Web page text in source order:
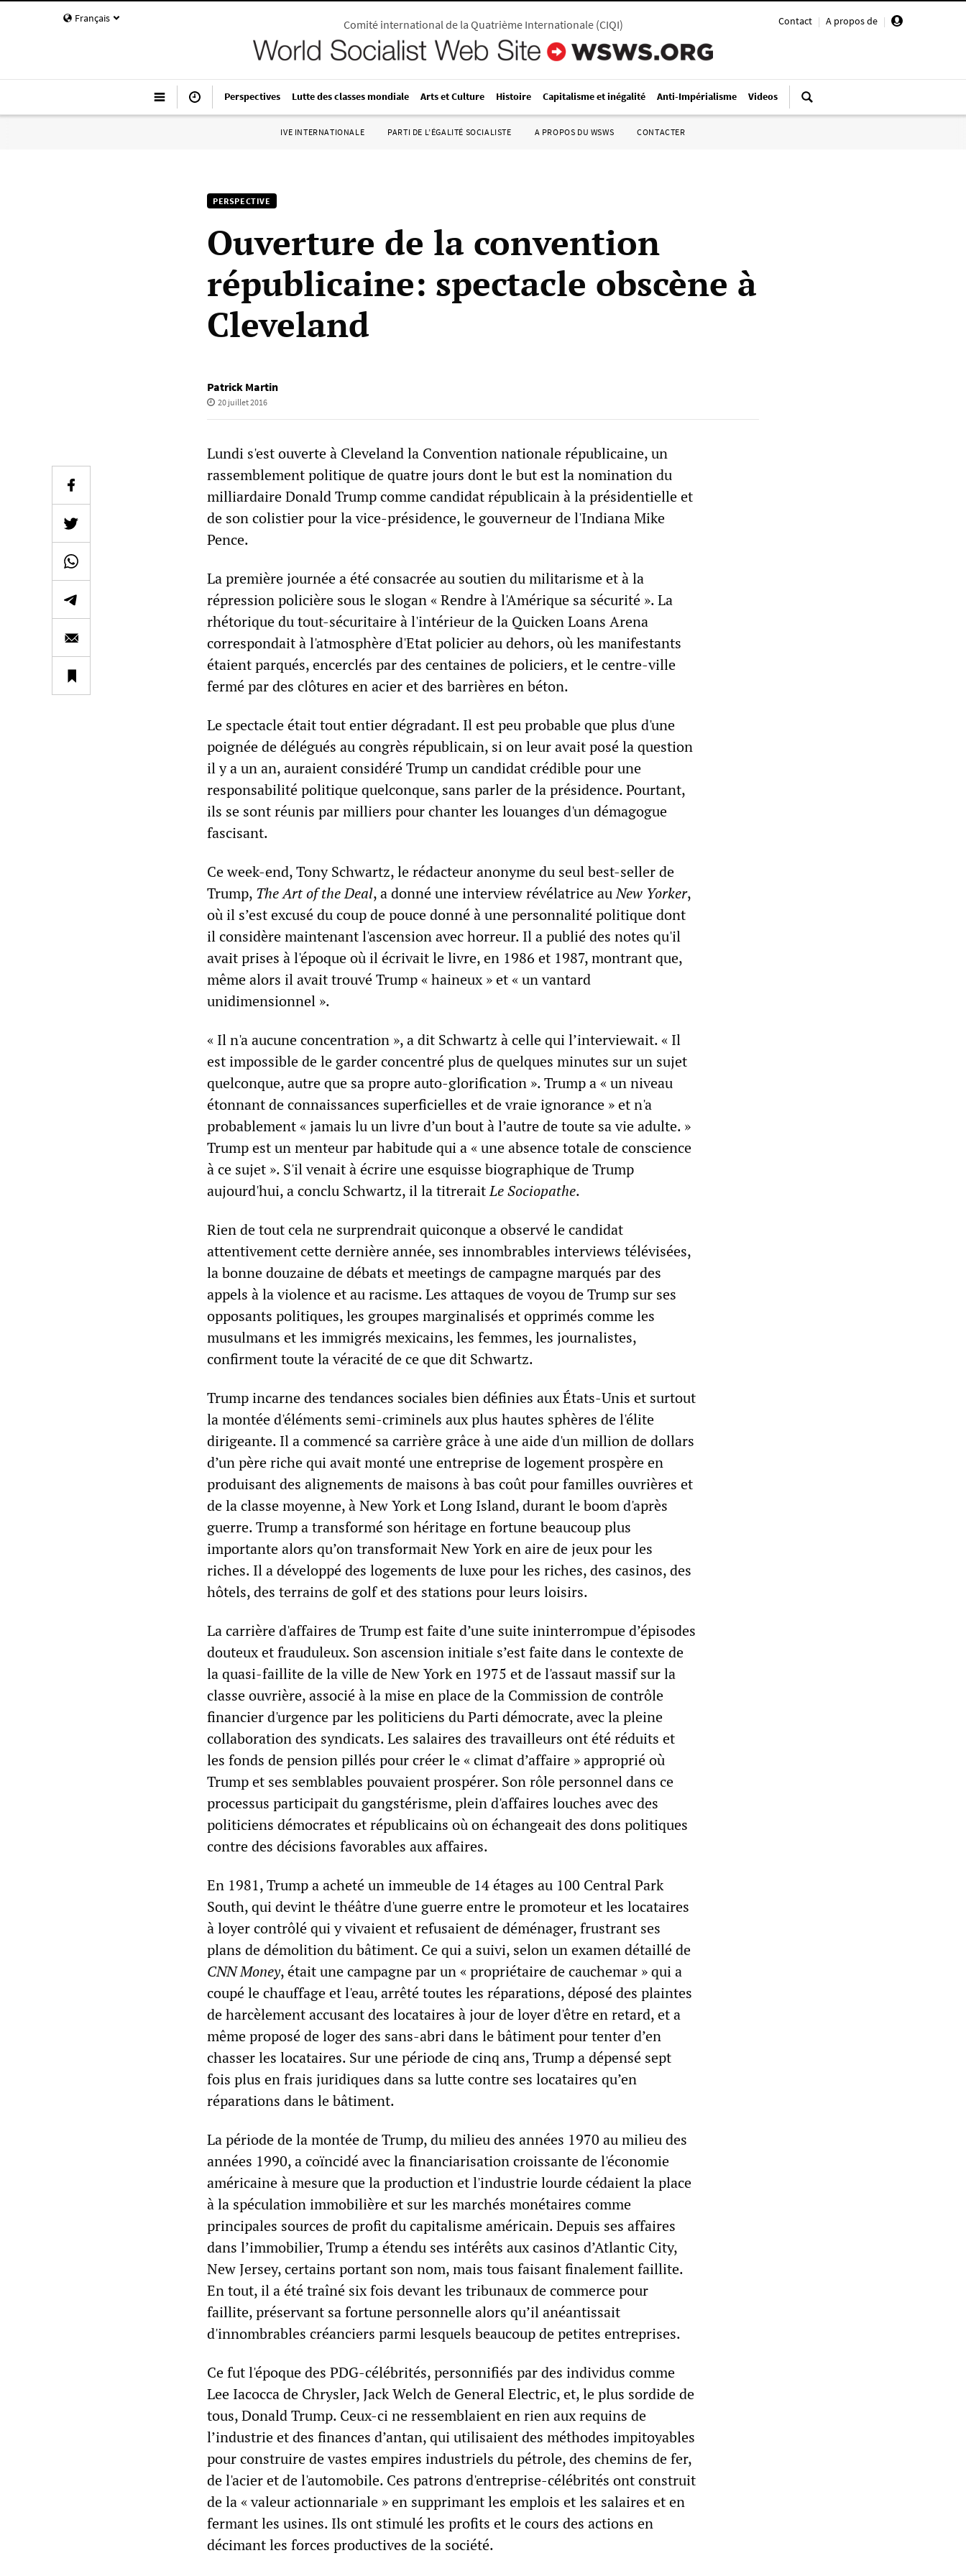
Français Contact | A propos de |
Comité international de la Quatrième Internationale(CIQI)
Perspectives Lutte des classes mondiale Arts et Culture Histoire Capitalisme et inégalité Anti-Impérialisme Videos
IVE INTERNATIONALE PARTI DE L’ÉGALITÉ SOCIALISTE A PROPOS DU WSWS CONTACTER
PERSPECTIVE
Ouverture de la convention
républicaine: spectacle obscène à
Cleveland
Patrick Martin
20 juillet 2016
Lundi s'est ouverte à Cleveland la Convention nationale républicaine, un
rassemblement politique de quatre jours dont le but est la nomination du
milliardaire Donald Trump comme candidat républicain à la présidentielle et
de son colistier pour la vice-présidence, le gouverneur de l'Indiana Mike
Pence.
La première journée a été consacrée au soutien du militarisme et à la
répression policière sous le slogan « Rendre à l'Amérique sa sécurité ». La
rhétorique du tout-sécuritaire à l'intérieur de la Quicken Loans Arena
correspondait à l'atmosphère d'Etat policier au dehors, où les manifestants
étaient parqués, encerclés par des centaines de policiers, et le centre-ville
fermé par des clôtures en acier et des barrières en béton.
Le spectacle était tout entier dégradant. Il est peu probable que plus d'une
poignée de délégués au congrès républicain, si on leur avait posé la question
il y a un an, auraient considéré Trump un candidat crédible pour une
responsabilité politique quelconque, sans parler de la présidence. Pourtant,
ils se sont réunis par milliers pour chanter les louanges d'un démagogue
fascisant.
Ce week-end, Tony Schwartz, le rédacteur anonyme du seul best-seller de
Trump, The Art of the Deal, a donné une interview révélatrice auNew Yorker,
où il s’est excusé du coup de pouce donné à une personnalité politique dont
il considère maintenant l'ascension avec horreur. Il a publié des notes qu'il
avait prises à l'époque où il écrivait le livre, en 1986 et 1987, montrant que,
même alors il avait trouvé Trump « haineux » et « un vantard
unidimensionnel ».
« Il n'a aucune concentration », a dit Schwartz à celle qui l’interviewait. « Il
est impossible de le garder concentré plus de quelques minutes sur un sujet
quelconque, autre que sa propre auto-glorification ». Trump a « un niveau
étonnant de connaissances superficielles et de vraie ignorance » et n'a
probablement « jamais lu un livre d’un bout à l’autre de toute sa vie adulte. »
Trump est un menteur par habitude qui a « une absence totale de conscience
à ce sujet ». S'il venait à écrire une esquisse biographique de Trump
aujourd'hui, a conclu Schwartz, il la titreraitLeSociopathe.
Rien de tout cela ne surprendrait quiconque a observé le candidat
attentivement cette dernière année, ses innombrables interviews télévisées,
la bonne douzaine de débats et meetings de campagne marqués par des
appels à la violence et au racisme. Les attaques de voyou de Trump sur ses
opposants politiques, les groupes marginalisés et opprimés comme les
musulmans et les immigrés mexicains, les femmes, les journalistes,
confirment toute la véracité de ce que dit Schwartz.
Trump incarne des tendances sociales bien définies aux États-Unis et surtout
la montée d'éléments semi-criminels aux plus hautes sphères de l'élite
dirigeante. Il a commencé sa carrière grâce à une aide d'un million de dollars
d’un père riche qui avait monté une entreprise de logement prospère en
produisant des alignements de maisons à bas coût pour familles ouvrières et
de la classe moyenne, à New York et Long Island, durant le boom d'après
guerre. Trump a transformé son héritage en fortune beaucoup plus
importante alors qu’on transformait New York en aire de jeux pour les
riches. Il a développé des logements de luxe pour les riches, des casinos, des
hôtels, des terrains de golf et des stations pour leurs loisirs.
La carrière d'affaires de Trump est faite d’une suite ininterrompue d’épisodes
douteux et frauduleux. Son ascension initiale s’est faite dans le contexte de
la quasi-faillite de la ville de New York en 1975 et de l'assaut massif sur la
classe ouvrière, associé à la mise en place de la Commission de contrôle
financier d'urgence par les politiciens du Parti démocrate, avec la pleine
collaboration des syndicats. Les salaires des travailleurs ont été réduits et
les fonds de pension pillés pour créer le « climat d’affaire » approprié où
Trump et ses semblables pouvaient prospérer. Son rôle personnel dans ce
processus participait du gangstérisme, plein d'affaires louches avec des
politiciens démocrates et républicains où on échangeait des dons politiques
contre des décisions favorables aux affaires.
En 1981, Trump a acheté un immeuble de 14 étages au 100 Central Park
South, qui devint le théâtre d'une guerre entre le promoteur et les locataires
à loyer contrôlé qui y vivaient et refusaient de déménager, frustrant ses
plans de démolition du bâtiment. Ce qui a suivi, selon un examen détaillé de
CNN Money, était une campagne par un « propriétaire de cauchemar » qui a
coupé le chauffage et l'eau, arrêté toutes les réparations, déposé des plaintes
de harcèlement accusant des locataires à jour de loyer d'être en retard, et a
même proposé de loger des sans-abri dans le bâtiment pour tenter d’en
chasser les locataires. Sur une période de cinq ans, Trump a dépensé sept
fois plus en frais juridiques dans sa lutte contre ses locataires qu’en
réparations dans le bâtiment.
La période de la montée de Trump, du milieu des années 1970 au milieu des
années 1990, a coïncidé avec la financiarisation croissante de l'économie
américaine à mesure que la production et l'industrie lourde cédaient la place
à la spéculation immobilière et sur les marchés monétaires comme
principales sources de profit du capitalisme américain. Depuis ses affaires
dans l’immobilier, Trump a étendu ses intérêts aux casinos d’Atlantic City,
New Jersey, certains portant son nom, mais tous faisant finalement faillite.
En tout, il a été traîné six fois devant les tribunaux de commerce pour
faillite, préservant sa fortune personnelle alors qu’il anéantissait
d'innombrables créanciers parmi lesquels beaucoup de petites entreprises.
Ce fut l'époque des PDG-célébrités, personnifiés par des individus comme
Lee Iacocca de Chrysler, Jack Welch de General Electric, et, le plus sordide de
tous, Donald Trump. Ceux-ci ne ressemblaient en rien aux requins de
l’industrie et des finances d’antan, qui utilisaient des méthodes impitoyables
pour construire de vastes empires industriels du pétrole, des chemins de fer,
de l'acier et de l'automobile. Ces patrons d'entreprise-célébrités ont construit
de la « valeur actionnariale » en supprimant les emplois et les salaires et en
fermant les usines. Ils ont stimulé les profits et le cours des actions en
décimant les forces productives de la société.